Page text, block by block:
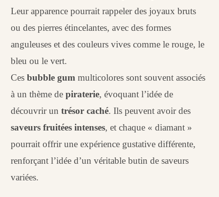
Leur apparence pourrait rappeler des joyaux bruts
ou des pierres étincelantes, avec des formes
anguleuses et des couleurs vives comme le rouge, le
bleu ou le vert.
Cesbubble gum multicolores sont souvent associés
à un thème depiraterie, évoquant l’idée de
découvrir untrésor caché. Ils peuvent avoir des
saveurs fruitées intenses, et chaque « diamant »
pourrait offrir une expérience gustative différente,
renforçant l’idée d’un véritable butin de saveurs
variées.